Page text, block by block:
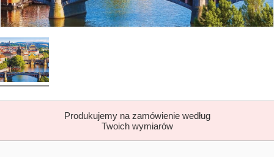
Produkujemy na zamówienie według
Twoich wymiarów